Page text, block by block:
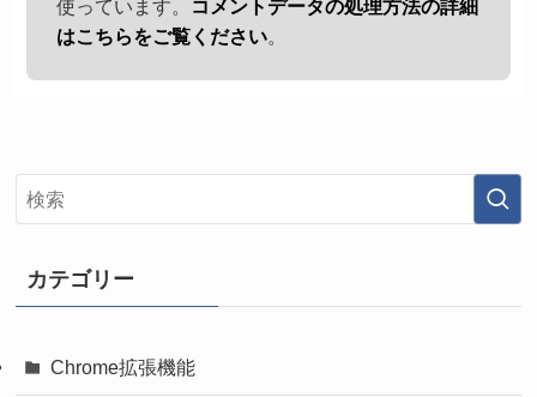
使っています。
コメントデータの処理方法の詳細
はこちらをご覧ください。
カテゴリー
Chrome拡張機能